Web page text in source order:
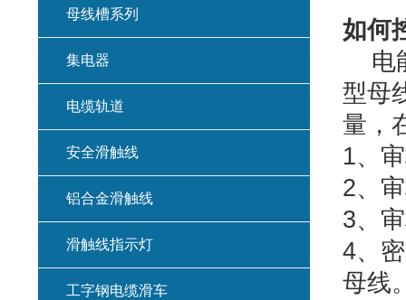
如何
电
型母
量，
1、
2、
3、
4、
母线
母线槽系列
集电器
电缆轨道
安全滑触线
铝合金滑触线
滑触线指示灯
工字钢电缆滑车